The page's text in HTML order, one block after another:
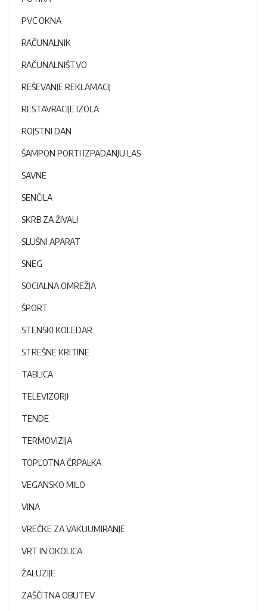
PVC OKNA
RAČUNALNIK
RAČUNALNIŠTVO
REŠEVANJE REKLAMACIJ
RESTAVRACIJE IZOLA
ROJSTNI DAN
ŠAMPON PORTI IZPADANJU LAS
SAVNE
SENČILA
SKRB ZA ŽIVALI
SLUŠNI APARAT
SNEG
SOCIALNA OMREŽJA
ŠPORT
STENSKI KOLEDAR
STREŠNE KRITINE
TABLICA
TELEVIZORJI
TENDE
TERMOVIZIJA
TOPLOTNA ČRPALKA
VEGANSKO MILO
VINA
VREČKE ZA VAKUUMIRANJE
VRT IN OKOLICA
ŽALUZIJE
ZAŠČITNA OBUTEV